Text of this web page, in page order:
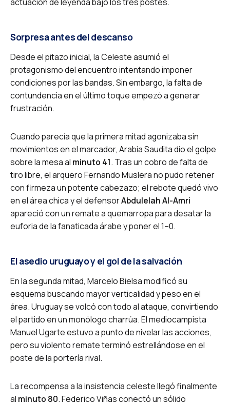
Sorpresa antes del descanso
Desde el pitazo inicial, la Celeste asumió el
protagonismo del encuentro intentando imponer
condiciones por las bandas. Sin embargo, la falta de
contundencia en el último toque empezó a generar
frustración.
Cuando parecía que la primera mitad agonizaba sin
movimientos en el marcador, Arabia Saudita dio el golpe
sobre la mesa al minuto 41. Tras un cobro de falta de
tiro libre, el arquero Fernando Muslera no pudo retener
con firmeza un potente cabezazo; el rebote quedó vivo
en el área chica y el defensorAbdulelah Al-Amri
apareció con un remate a quemarropa para desatar la
euforia de la fanaticada árabe y poner el 1–0.
El asedio uruguayo y el gol de la salvación
En la segunda mitad, Marcelo Bielsa modificó su
esquema buscando mayor verticalidad y peso en el
área. Uruguay se volcó con todo al ataque, convirtiendo
el partido en un monólogo charrúa. El mediocampista
Manuel Ugarte estuvo a punto de nivelar las acciones,
pero su violento remate terminó estrellándose en el
poste de la portería rival.
La recompensa a la insistencia celeste llegó finalmente
al minuto 80. Federico Viñas conectó un sólido